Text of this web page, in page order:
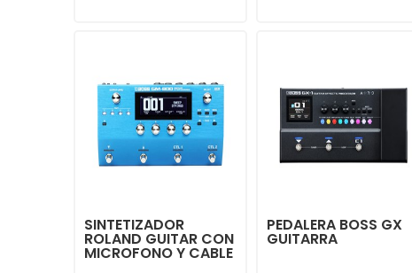
SINTETIZADOR
ROLAND GUITAR CON
MICROFONO Y CABLE
PEDALERA BOSS GX
GUITARRA